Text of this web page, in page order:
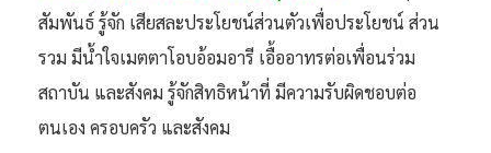
สัมพันธ์ รู้จัก เสียสละประโยชน์ส่วนตัวเพื่อประโยชน์ ส่วน
รวม มีน้ำใจเมตตาโอบอ้อมอารี เอื้ออาทรต่อเพื่อนร่วม
สถาบัน และสังคม รู้จักสิทธิหน้าที่ มีความรับผิดชอบต่อ
ตนเอง ครอบครัว และสังคม